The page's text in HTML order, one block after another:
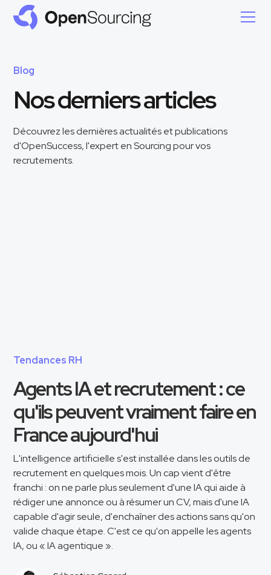
Blog
Nos derniers articles
Découvrez les dernières actualités et publications
d'OpenSuccess, l'expert en Sourcing pour vos
recrutements.
Tendances RH
Agents IA et recrutement : ce
qu'ils peuvent vraiment faire en
France aujourd'hui
L'intelligence artificielle s'est installée dans les outils de
recrutement en quelques mois. Un cap vient d'être
franchi : on ne parle plus seulement d'une IA qui aide à
rédiger une annonce ou à résumer un CV, mais d'une IA
capable d'agir seule, d'enchaîner des actions sans qu'on
valide chaque étape. C'est ce qu'on appelle les agents
IA, ou « IA agentique ».